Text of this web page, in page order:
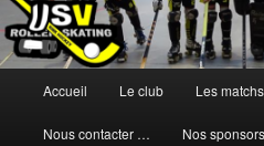
principal
Accueil Le club Les
Nous contacter … Nos sponsors